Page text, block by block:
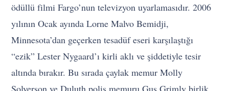
ödüllü filmi Fargo’nun televizyon uyarlamasıdır. 2006
yılının Ocak ayında Lorne Malvo Bemidji,
Minnesota’dan geçerken tesadüf eseri karşılaştığı
“ezik” Lester Nygaard’ı kirli aklı ve şiddetiyle tesir
altında bırakır. Bu sırada çaylak memur Molly
Solverson ve Duluth polis memuru Gus Grimly birlik